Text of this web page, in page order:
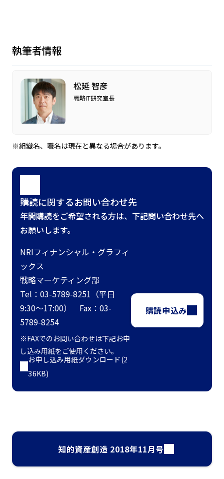
執筆者情報
松延 智彦
戦略IT研究室長
※組織名、職名は現在と異なる場合があります。
購読に関するお問い合わせ先
年間購読をご希望される方は、下記問い合わせ先へ
お願いします。
NRIフィナンシャル・グラフィ
ックス
戦略マーケティング部
Tel：03-5789-8251（平日
9:30～17:00） Fax：03-
5789-8254
※FAXでのお問い合わせは下記お申
し込み用紙をご使用ください。
お申し込み用紙ダウンロード(2
36KB)
購読申込み
知的資産創造 2018年11月号